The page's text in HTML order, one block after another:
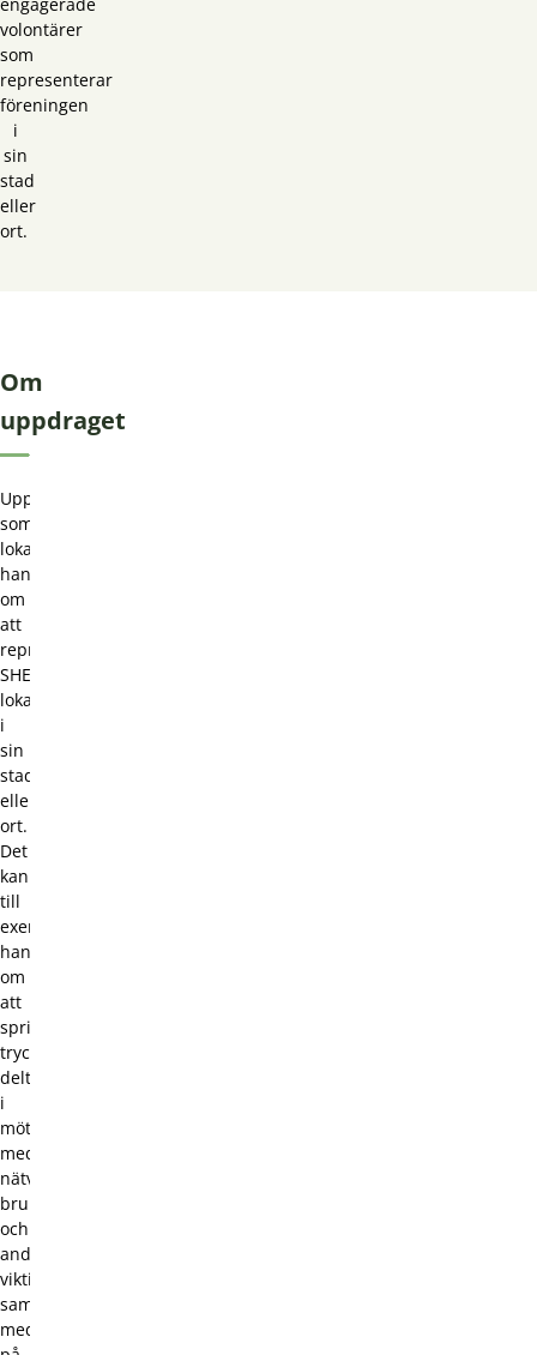
volontärer
som
representerar
föreningen
i
sin
stad
eller
ort.
Om
uppdraget
Uppdraget
som
lokalrepresentant
handlar
om
att
representera
SHEDO
lokalt
i
sin
stad
eller
ort.
Det
kan
till
exempel
handla
om
att
sprida
tryckmaterial,
delta
i
möten
med
nätverk,
brukarråd
och
andra
viktiga
sammanhang,
medverka